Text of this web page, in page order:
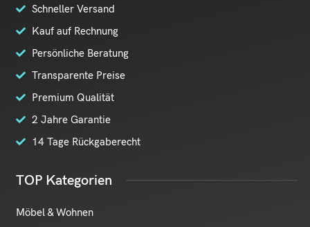
Schneller Versand
Kauf auf Rechnung
Persönliche Beratung
Transparente Preise
Premium Qualität
2 Jahre Garantie
14 Tage Rückgaberecht
TOP Kategorien
Möbel & Wohnen